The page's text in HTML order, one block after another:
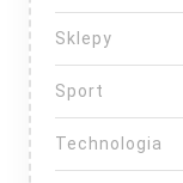
Sklepy
Sport
Technologia